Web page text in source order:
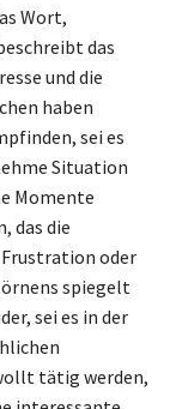
Wort,
das
und die
haben
sei es
Situation
Momente
das die
oder
spiegelt
sei es in der
tätig werden,